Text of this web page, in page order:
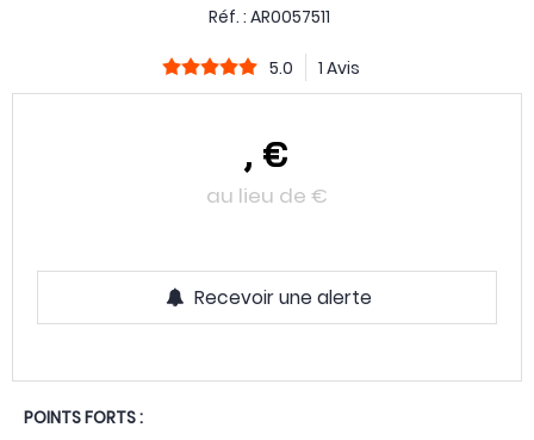
Réf. : AR0057511
5.0 1 Avis
, €
au lieu de €
Recevoir une alerte
POINTS FORTS :